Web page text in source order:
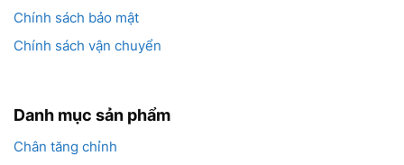
Chính sách bảo mật
Chính sách vận chuyển
Danh mục sản phẩm
Chân tăng chỉnh